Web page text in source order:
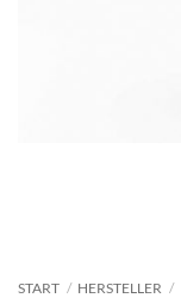
START / HERSTELLER /